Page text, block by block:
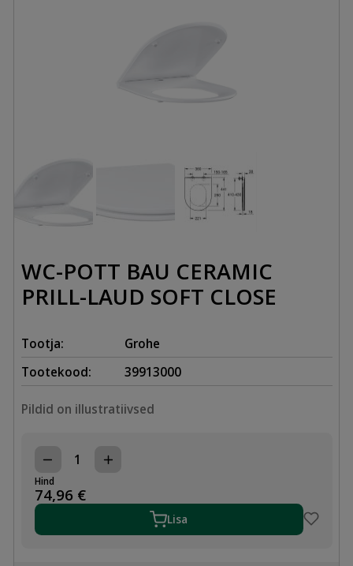
WC-POTT BAU CERAMIC
PRILL-LAUD SOFT CLOSE
Tootja:
Grohe
Tootekood:
39913000
Pildid on illustratiivsed
WC-
POTT
BAU
CERAMIC
LAUD
Hind
74,96 €
Lisa